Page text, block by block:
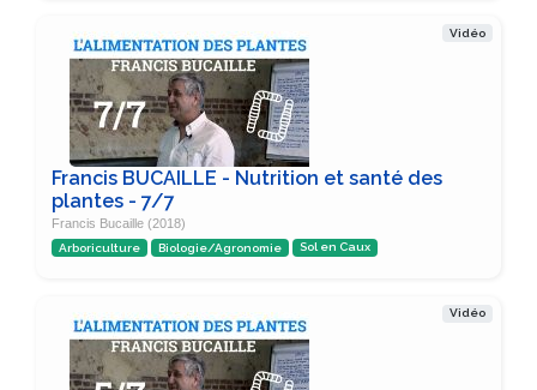
Vidéo
Francis BUCAILLE - Nutrition et santé des
plantes - 7/7
Francis Bucaille (2018)
Arboriculture Biologie/Agronomie Sol en Caux
Vidéo